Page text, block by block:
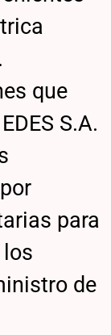
que
S.A.
para
de